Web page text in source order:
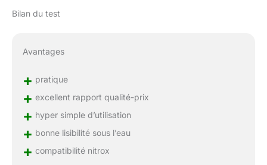
Bilan du test
Avantages
+ pratique
+ excellent rapport qualité-prix
+ hyper simple d’utilisation
+ bonne lisibilité sous l’eau
+ compatibilité nitrox